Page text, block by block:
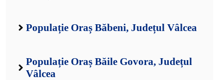
Populație Oraș Băbeni, Județul Vâlcea
Populație Oraș Băile Govora, Județul
Vâlcea